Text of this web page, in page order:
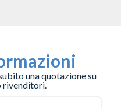
una quotazione su
rivenditori.